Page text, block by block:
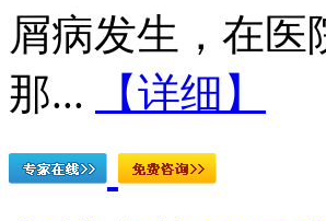
屑病发生，在
那...
【详细】